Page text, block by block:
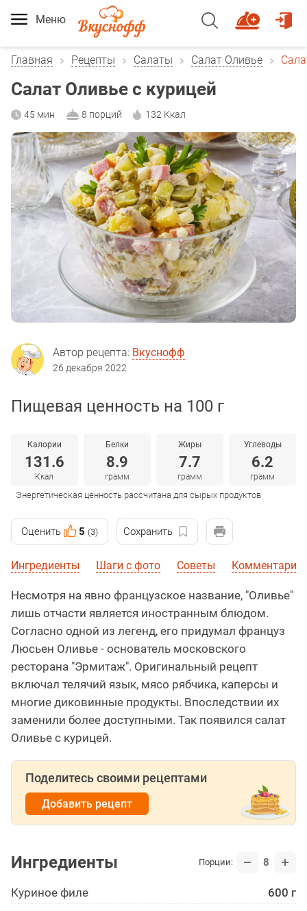
Меню
Главная Рецепты Салаты Салат Оливье
Салат Оливье с курицей
45 мин 8 порций 132 Ккал
Автор рецепта: Вкуснофф
26 декабря 2022
Пищевая ценность на 100 г
Калории
131.6
Ккал
Белки
8.9
грамм
Жиры
7.7
грамм
Углеводы
6.2
грамм
Энергетическая ценность рассчитана для сырых продуктов
Оценить 5 (3) Сохранить
Ингредиенты Шаги с фото Советы Комментарии
Несмотря на явно французское название, "Оливье"
лишь отчасти является иностранным блюдом.
Согласно одной из легенд, его придумал француз
Люсьен Оливье - основатель московского
ресторана "Эрмитаж". Оригинальный рецепт
включал телячий язык, мясо рябчика, каперсы и
многие диковинные продукты. Впоследствии их
заменили более доступными. Так появился салат
Оливье с курицей.
Поделитесь своими рецептами
Добавить рецепт
Ингредиенты Порции: 8
Куриное филе
600 г